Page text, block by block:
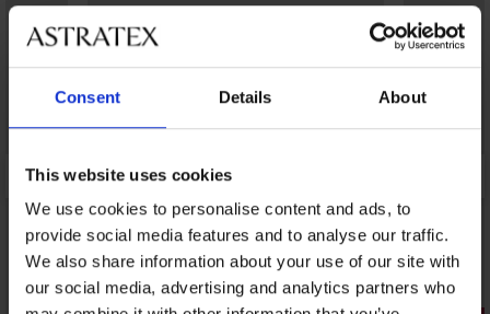
Consent Details About
This website uses cookies
We use cookies to personalise content and ads, to
provide social media features and to analyse our traffic.
We also share information about your use of our site with
our social media, advertising and analytics partners who
3+1 GRATIS